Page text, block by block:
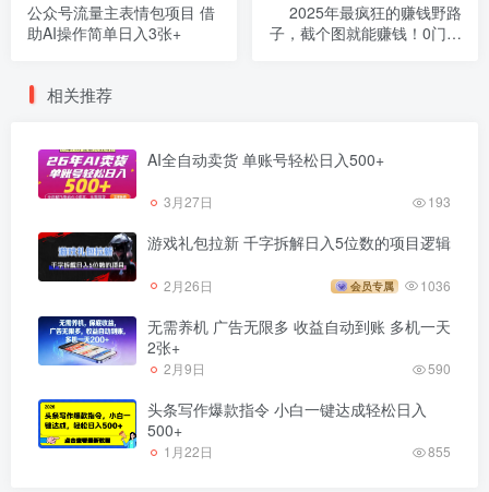
公众号流量主表情包项目 借
助AI操作简单日入3张+
2025年最疯狂的赚钱野路
子，截个图就能赚钱！0门槛
相关推荐
AI全自动卖货 单账号轻松日入500+
3月27日 193
游戏礼包拉新 千字拆解日入5位数的项目逻辑
2月26日 会员专属 1036
无需养机 广告无限多 收益自动到账 多机一天
2张+
2月9日 590
头条写作爆款指令 小白一键达成轻松日入
500+
1月22日 855